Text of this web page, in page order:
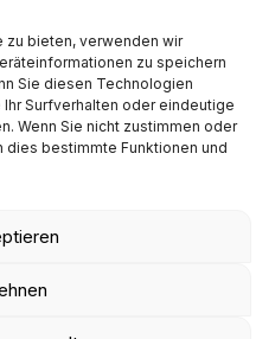
zu bieten, verwenden wir
zu speichern
Sie diesen Technologien
Surfverhalten oder eindeutige
Wenn Sie nicht zustimmen oder
dies bestimmte Funktionen und
DATENSCHUTZ